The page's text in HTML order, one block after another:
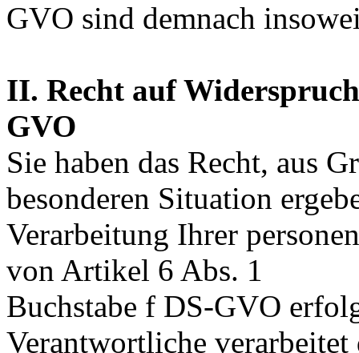
GVO sind demnach
II. Recht auf
GVO
Sie haben das Recht, aus
besonderen Situation
Verarbeitung Ihrer
von Artikel 6 Abs. 1
Buchstabe f DS-GVO
Verantwortliche verarbeitet